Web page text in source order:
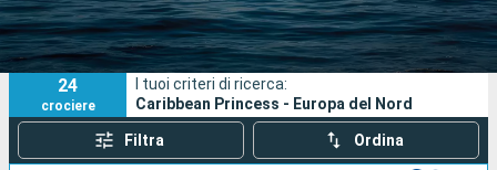
Porti Compagnie
Ricerca
24
crociere
I tuoi criteri di ricerca:
Caribbean Princess - Europa del Nord
Filtra Ordina